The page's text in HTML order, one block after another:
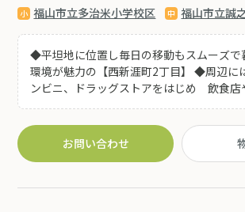
福山市立多治米小学校区
福山市立誠
◆平坦地に位置し毎日の移動もスムーズで
環境が魅力の【西新涯町2丁目】 ◆周辺に
ンビニ、ドラッグストアをはじめ 飲食店
が点在しており日々のお買い物や外食に
趣ある中庭があり 和室を中心とした落ち
子越しの柔らかな光が差し込み 和の魅力
間となっています。 ◆広々とした玄関ホー
キッチンが2か所設置されているため、二
お問い合わせ